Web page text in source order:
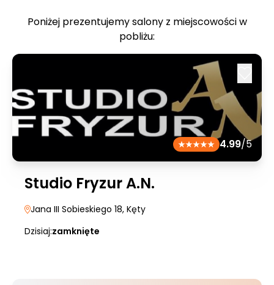
Poniżej prezentujemy salony z miejscowości w
pobliżu:
4.99/5
Studio Fryzur A.N.
Jana III Sobieskiego 18, Kęty
Dzisiaj:zamknięte